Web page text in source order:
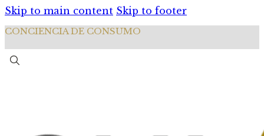
Skip to main content Skip to footer
CONCIENCIA DE CONSUMO